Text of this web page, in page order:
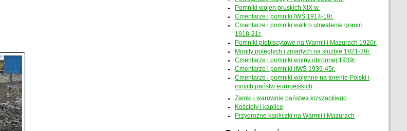
Pomniki wojen pruskich XIX w.
Cmentarze i pomniki IWŚ 1914-18r.
Cmentarze i pomniki walk o utrwalenie granic
1918-21r.
Pomniki plebiscytowe na Warmii i Mazurach 1920r.
Mogiły poległych i zmarłych na służbie 1921-39r.
Cmentarze i pomniki wojny obronnej 1939r.
Cmentarze i pomniki IIWŚ 1939-45r.
Cmentarze i pomniki wojenne na terenie Polski i
innych państw europejskich
Zamki i warownie państwa krzyżackiego
Kościoły i kaplice
Przydrożne kapliczki na Warmii i Mazurach